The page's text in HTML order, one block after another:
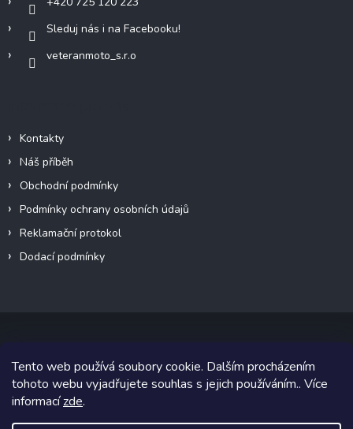
Tento web používá soubory cookie. Dalším procházením
tohoto webu vyjadřujete souhlas s jejich používáním.. Více
informacízde.
Sleduj nás i na Facebooku!
veteranmoto_s.r.o
Kontakty
Náš příběh
Obchodní podmínky
Podmínky ochrany osobních údajů
Reklamační protokol
Dodací podmínky
Copyright 2026VeteránMoto s.r.o.. Všechna práva vyhrazena.
Grafický návrh vytvořil a na Shoptet implementoval
Shoptetak.cz.